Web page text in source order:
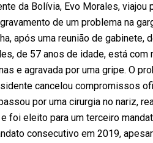
da Bolívia, Evo Morales, viajou
de um problema na
após uma reunião de
de 57 anos de idade, está com
e agravada por uma gripe. O
cancelou compromissos
por uma cirurgia no nariz,
foi eleito para um terceiro
consecutivo em 2019,